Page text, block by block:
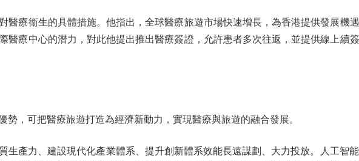
療衞生的具體措施。他指出，全球醫療旅遊市場快速增長，為香港提供發展機
醫療中心的潛力，對此他提出推出醫療簽證，允許患者多次往返，並提供線上續
，可把醫療旅遊打造為經濟新動力，實現醫療與旅遊的融合發展。
產力、建設現代化產業體系、提升創新體系效能長遠謀劃、大力投放。人工智